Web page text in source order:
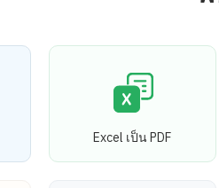
Excel เป็น PDF